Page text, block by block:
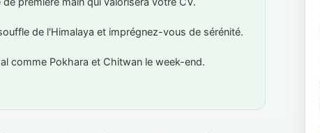
de l'Himalaya et imprégnez-vous de sérénité.
comme Pokhara et Chitwan le week-end.